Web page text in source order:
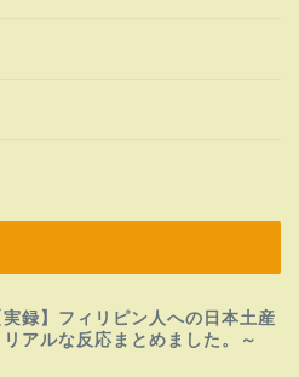
実録】フィリピン人への日本土産
リアルな反応まとめました。～